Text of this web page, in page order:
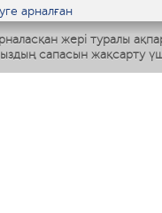
жері туралы
сапасын жақсарту
арналған